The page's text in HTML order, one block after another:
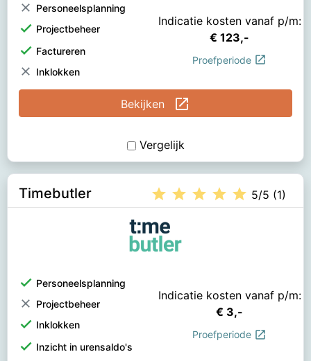
clear Personeelsplanning
check Projectbeheer
check Factureren
clear Inklokken
Indicatie kosten vanaf p/m:
€ 123,-
Proefperiode open_in_new
Bekijken open_in_new
Vergelijk
Timebutler star star star star star 5/5 (1)
check Personeelsplanning
clear Projectbeheer
check Inklokken
check Inzicht in urensaldo's
Indicatie kosten vanaf p/m:
€ 3,-
Proefperiode open_in_new